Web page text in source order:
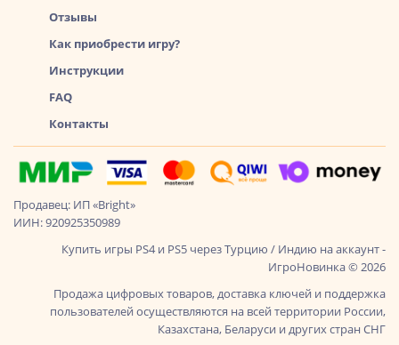
Отзывы
Как приобрести игру?
Инструкции
FAQ
Контакты
Продавец: ИП «Bright»
ИИН: 920925350989
Купить игры PS4 и PS5 через Турцию / Индию на аккаунт -
ИгроНовинка © 2026
Продажа цифровых товаров, доставка ключей и поддержка
пользователей осуществляются на всей территории России,
Казахстана, Беларуси и других стран СНГ